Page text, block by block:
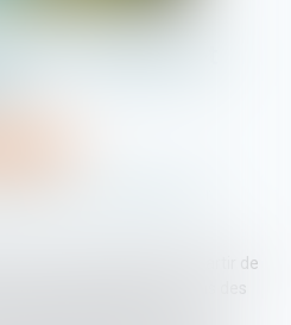
: données et
neuve sont élaborées à partir de
rassemble les informations des
d’autorisation de